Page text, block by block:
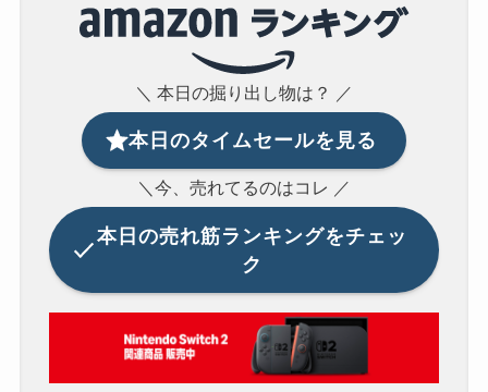
＼ 本日の掘り出し物は？ ／
本日のタイムセールを見る
＼今、売れてるのはコレ ／
本日の売れ筋ランキングをチェッ
ク